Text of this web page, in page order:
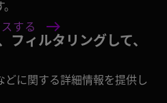
する
フィルタリングして、
に関する詳細情報を提供し